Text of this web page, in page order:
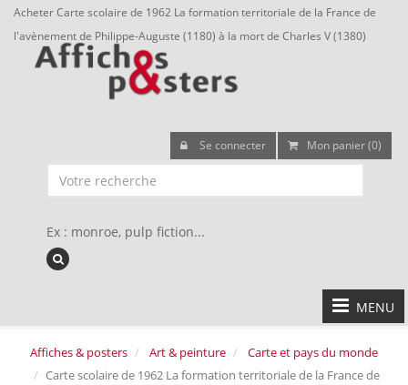
Acheter Carte scolaire de 1962 La formation territoriale de la France de
l'avènement de Philippe-Auguste (1180) à la mort de Charles V (1380)
Se connecter Mon panier (0)
Ex : monroe, pulp fiction...
MENU
Affiches & posters Art & peinture
Carte et pays du monde
Carte scolaire de 1962 La formation territoriale de la France de